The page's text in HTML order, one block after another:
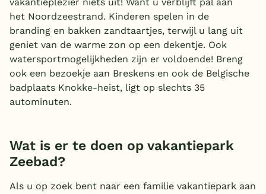
het Noordzeestrand. Kinderen spelen in de
branding en bakken zandtaartjes, terwijl u lang uit
geniet van de warme zon op een dekentje. Ook
watersportmogelijkheden zijn er voldoende! Breng
ook een bezoekje aan Breskens en ook de Belgische
badplaats Knokke-heist, ligt op slechts 35
autominuten.
Wat is er te doen op vakantiepark
Zeebad?
Als u op zoek bent naar een familie vakantiepark aan